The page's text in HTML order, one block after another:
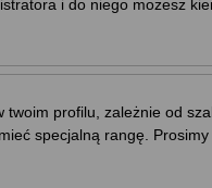
i do niego możesz
profilu, zależnie od
specjalną rangę.